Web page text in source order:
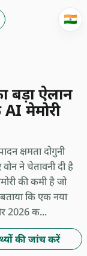
🇮🇳
बड़ा ऐलान
मेमोरी
क्षमता दोगुनी
ने चेतावनी दी है
की कमी है जो
कि एक नया
2026 क...
की जांच करें